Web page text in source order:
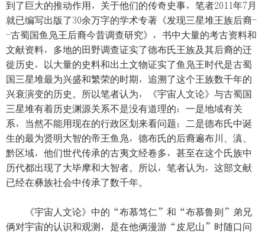
到了巨大的推动作用，关于他们的传奇史事，笔者2011年7月
就已编写出版了30余万字的学术专著《发现三星堆王族后裔-
-古蜀国鱼凫王后裔今昔调查研究》，书中大量的考古资料和
文献资料，多地的田野调查证实了德布氏王族及其后裔的迁
徙历史，以大量的史料和出土文物证实了鱼凫王时代是古蜀
国三星堆最为兴盛和繁荣的时期，追溯了这个王族数千年的
兴衰演变的历史。所以笔者认为，《宇宙人文论》与古蜀国
三星堆有着历史渊源关系不是没有道理的：一是地域有关
系，当然不能用现在的行政区划来看问题；二是德布氏中诞
生的最为贤明大智的帝王鱼凫，德布氏的后裔遍布川、滇、
黔区域，他们世代传承的古夷文经卷多，甚至在这个氏族中
历代都出现了大毕摩和大智者。所以，笔者认为，这部文献
已经在彝族社会中传承了数千年。
《宇宙人文论》中的“布慕笃仁”和“布慕鲁则”弟兄
俩对宇宙的认识和观测，是在他俩漫游“皮尼山”时随口问